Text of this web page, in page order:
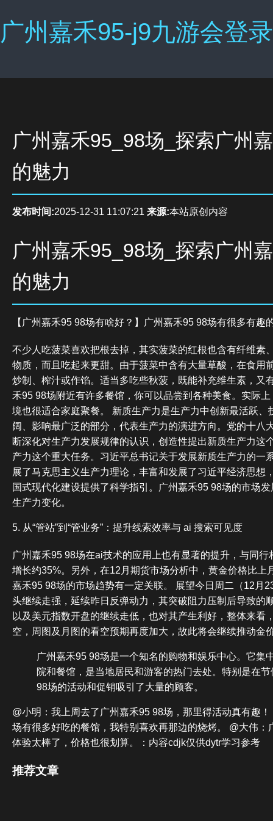
广州嘉禾95-j9九游会登录
广州嘉禾95_98场_探索广州
的魅力
发布时间:2025-12-31 11:07:21 来源:本站原创内容
广州嘉禾95_98场_探索广州
的魅力
【广州嘉禾95 98场有啥好？】广州嘉禾95 98场有很多有趣
不少人吃菠菜喜欢把根去掉，其实菠菜的红根也含有纤维素
物质，而且吃起来更甜。由于菠菜中含有大量草酸，在食用
炒制、榨汁或作馅。适当多吃些秋菠，既能补充维生素，又
禾95 98场附近有许多餐馆，你可以品尝到各种美食。实际
境也很适合家庭聚餐。 新质生产力是生产力中创新最活跃、
阔、影响最广泛的部分，代表生产力的演进方向。党的十八
断深化对生产力发展规律的认识，创造性提出新质生产力这
产力这个重大任务。习近平总书记关于发展新质生产力的一
展了马克思主义生产力理论，丰富和发展了习近平经济思想
国式现代化建设提供了科学指引。广州嘉禾95 98场的市场
生产力变化。
5. 从“管站”到“管业务”：提升线索效率与 ai 搜索可见度
广州嘉禾95 98场在ai技术的应用上也有显著的提升，与同
增长约35%。另外，在12月期货市场分析中，黄金价格比上
嘉禾95 98场的市场趋势有一定关联。 展望今日周二（12月
头继续走强，延续昨日反弹动力，其突破阻力压制后导致的
以及美元指数开盘的继续走低，也对其产生利好，整体来看
空，周图及月图的看空预期再度加大，故此将会继续推动金
广州嘉禾95 98场是一个知名的购物和娱乐中心。它集
院和餐馆，是当地居民和游客的热门去处。特别是在
98场的活动和促销吸引了大量的顾客。
@小明：我上周去了广州嘉禾95 98场，那里得活动真有趣
场有很多好吃的餐馆，我特别喜欢再那边的烧烤。 @大伟：
体验太棒了，价格也很划算。：内容cdjk仅供dytr学习参考
推荐文章